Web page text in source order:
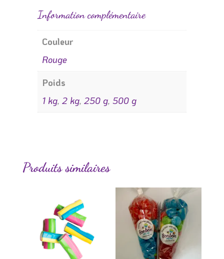
Information complémentaire
Couleur
Rouge
Poids
1 kg, 2 kg, 250 g, 500 g
Produits similaires